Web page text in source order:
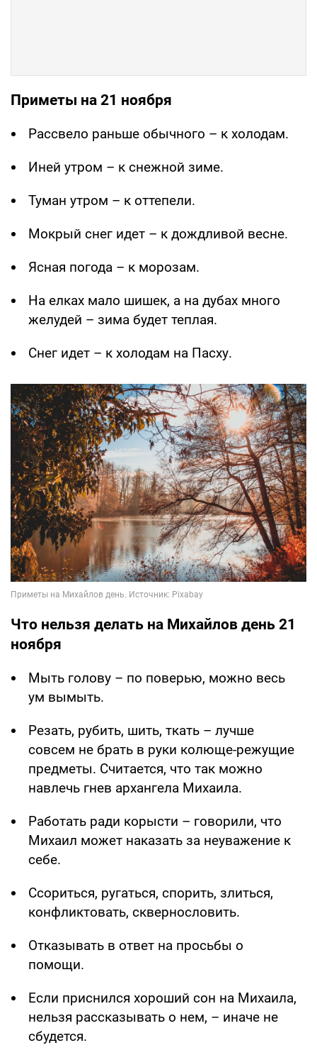
Приметы на 21 ноября
Рассвело раньше обычного – к холодам.
Иней утром – к снежной зиме.
Туман утром – к оттепели.
Мокрый снег идет – к дождливой весне.
Ясная погода – к морозам.
На елках мало шишек, а на дубах много
желудей – зима будет теплая.
Снег идет – к холодам на Пасху.
Что нельзя делать на Михайлов день 21
ноября
Мыть голову – по поверью, можно весь
ум вымыть.
Резать, рубить, шить, ткать – лучше
совсем не брать в руки колюще-режущие
предметы. Считается, что так можно
навлечь гнев архангела Михаила.
Работать ради корысти – говорили, что
Михаил может наказать за неуважение к
себе.
Ссориться, ругаться, спорить, злиться,
конфликтовать, сквернословить.
Отказывать в ответ на просьбы о
помощи.
Если приснился хороший сон на Михаила,
нельзя рассказывать о нем, – иначе не
сбудется.